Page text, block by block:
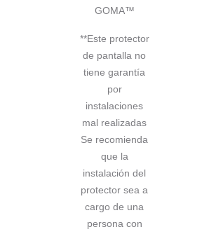
GOMA™
**Este protector
de pantalla no
tiene garantía
por
instalaciones
mal realizadas
Se recomienda
que la
instalación del
protector sea a
cargo de una
persona con